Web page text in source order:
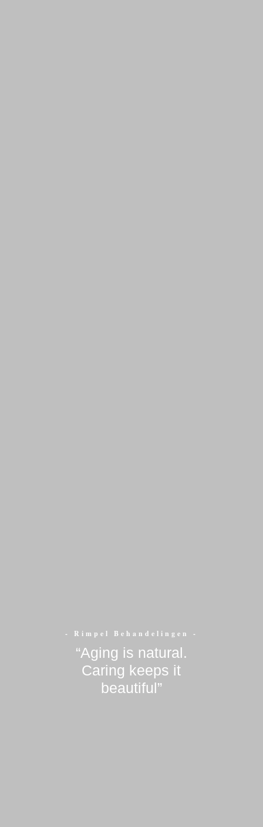
- Rimpel Behandelingen -
“Aging is natural.
Caring keeps it
beautiful”